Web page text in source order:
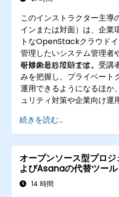
このインストラクター主導
インまたは対面）は、企業
トなOpenStackクラウド
管理したいシステム管理者
を対象としています。
研修の最終段階では、受
みを把握し、プライベート
運用できるようになるほ
ュリティ対策や企業向け運
続きを読む...
オープンソース型プロ
よびAsanaの代替ツール
14 時間